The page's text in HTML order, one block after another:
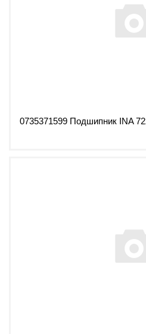
0735371599 Подшипник INA